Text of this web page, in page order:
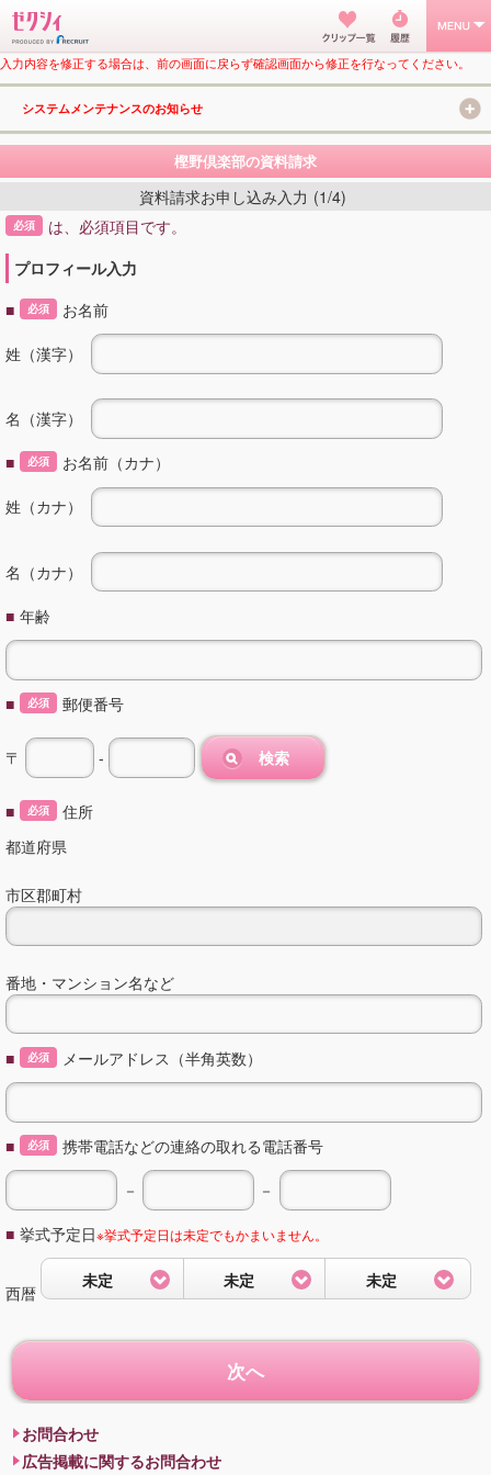
入力内容を修正する場合は、前の画面に戻らず確認画面から修正を行なってください。
システムメンテナンスのお知らせ
樫野倶楽部の資料請求
資料請求お申し込み入力 (1/4)
必須
は、必須項目です。
プロフィール入力
■
必須 お名前
姓（漢字）
名（漢字）
■ 必須 お名前（カナ）
姓（カナ）
名（カナ）
■ 年齢
■ 必須 郵便番号
〒 - 検索
■ 必須
住所
都道府県
市区郡町村
番地・マンション名など
■ 必須 メールアドレス（半角英数）
■ 必須 携帯電話などの連絡の取れる電話番号
－ －
■ 挙式予定日※挙式予定日は未定でもかまいません。
西暦
未定 未定 未定
次へ
お問合わせ
広告掲載に関するお問合わせ